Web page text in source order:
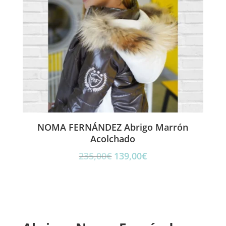
NOMA FERNÁNDEZ Abrigo Marrón
Acolchado
235,00€ El
139,00€El